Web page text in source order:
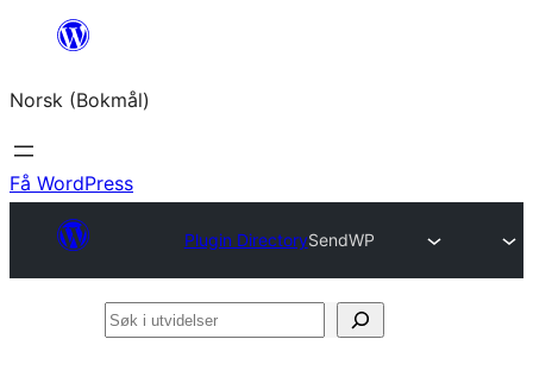
Hopp
innhold
Norsk (Bokmål)
Få WordPress
Plugin DirectorySendWP
Søk